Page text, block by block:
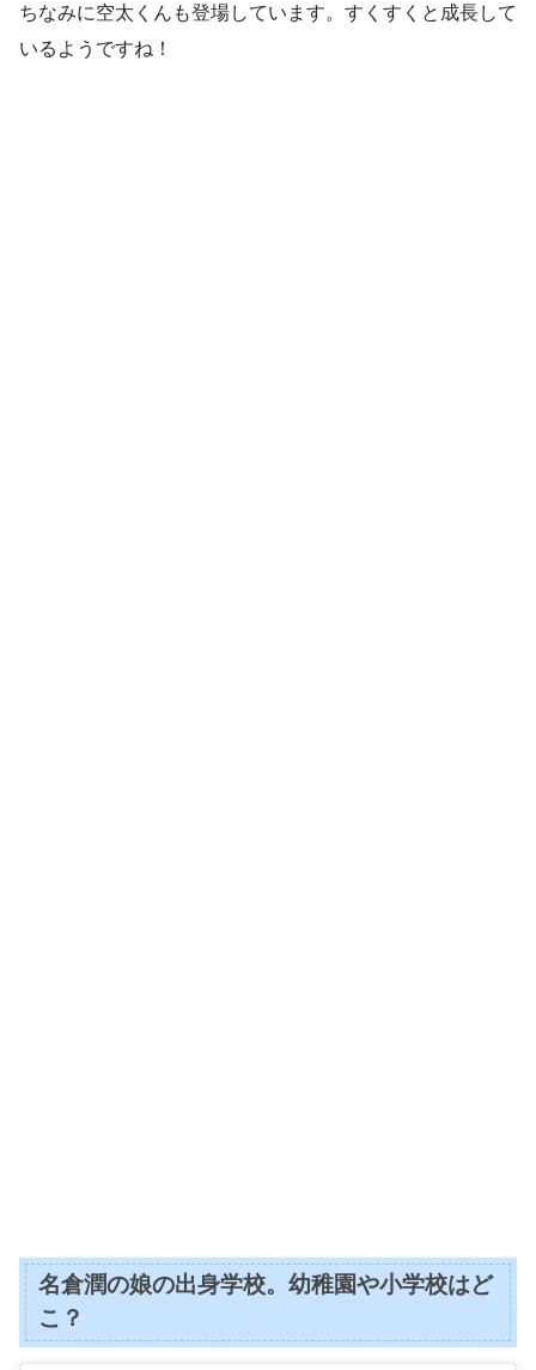
ちなみに空太くんも登場しています。すくすくと成長して
いるようですね！
名倉潤の娘の出身学校。幼稚園や小学校はど
こ？